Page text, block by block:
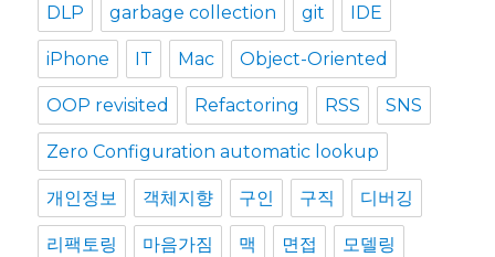
DLP garbage collection git IDE
iPhone IT Mac Object-Oriented
OOP revisited Refactoring RSS SNS
Zero Configuration automatic lookup
개인정보 객체지향 구인 구직 디버깅
리팩토링 마음가짐 맥 면접 모델링